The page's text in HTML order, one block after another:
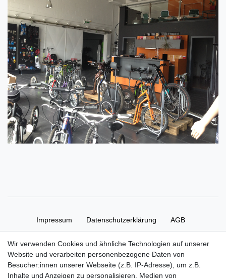
Impressum Daten­schutz­erklärung AGB
Widerrufs­recht Vertrag widerrufen Kontakt
Wir verwenden Cookies und ähnliche Technologien auf unserer
Website und verarbeiten personenbezogene Daten von
Besucher:innen unserer Webseite (z.B. IP-Adresse), um z.B.
Inhalte und Anzeigen zu personalisieren, Medien von